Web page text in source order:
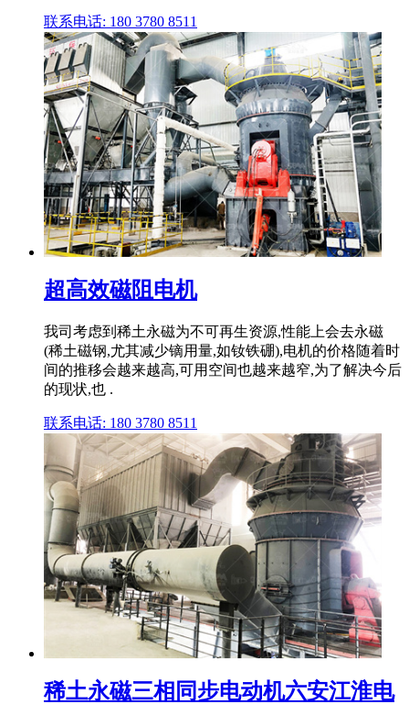
联系电话: 180 3780 8511
超高效磁阻电机
我司考虑到稀土永磁为不可再生资源,性能上会去永磁
(稀土磁钢,尤其减少镝用量,如钕铁硼),电机的价格随着时
间的推移会越来越高,可用空间也越来越窄,为了解决今后
的现状,也 .
联系电话: 180 3780 8511
稀土永磁三相同步电动机六安江淮电